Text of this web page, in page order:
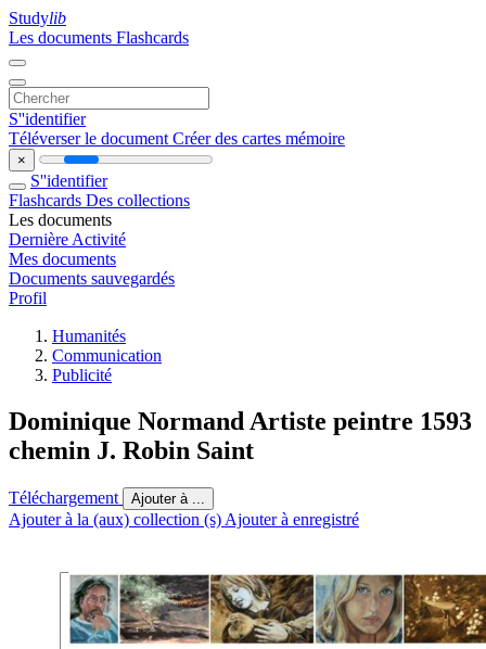
Studylib
Les documents Flashcards
S''identifier
Téléverser le document Créer des cartes mémoire
×
S''identifier
Flashcards Des collections
Les documents
Dernière Activité
Mes documents
Documents sauvegardés
Profil
Humanités
Communication
Publicité
Dominique Normand Artiste peintre 1593
chemin J. Robin Saint
Téléchargement Ajouter à ...
Ajouter à la (aux) collection (s) Ajouter à enregistré